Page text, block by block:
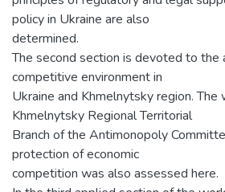
policy in Ukraine are also
determined.
The second section is devoted to the
competitive environment in
Ukraine and Khmelnytsky region. The
Khmelnytsky Regional Territorial
Branch of the Antimonopoly
protection of economic
competition was also assessed here.